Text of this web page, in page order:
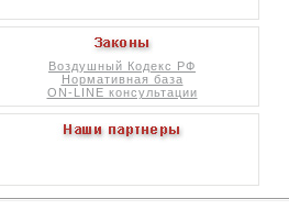
Воздушный Кодекс РФ
Нормативная база
ON-LINE консультации